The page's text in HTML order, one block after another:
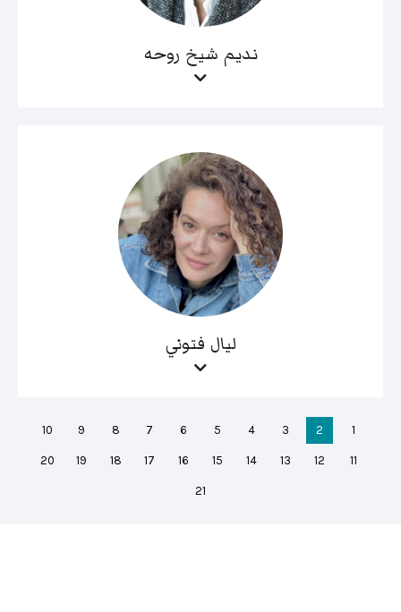
نديم شيخ روحه
ليال فتوني
1
2
3
4
5
6
7
8
9
10
11
12
13
14
15
16
17
18
19
20
21